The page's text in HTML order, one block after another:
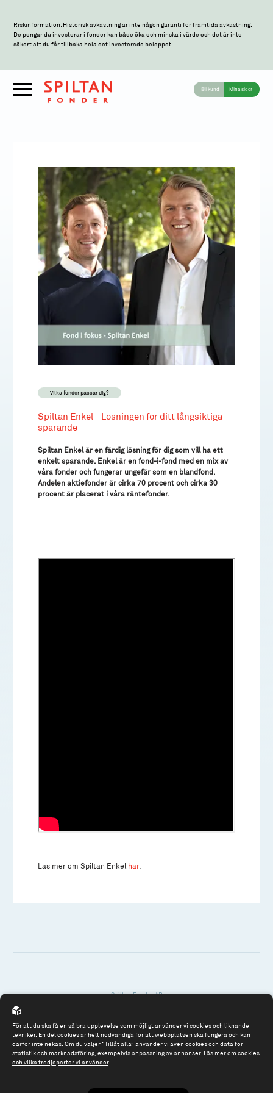
Riskinformation: Historisk avkastning är inte någon garanti för framtida avkastning.
De pengar du investerar i fonder kan både öka och minska i värde och det är inte
säkert att du får tillbaka hela det investerade beloppet.
Bli kund Mina sidor
Vilka fonder passar dig?
Spiltan Enkel - Lösningen för ditt långsiktiga
sparande
Spiltan Enkel är en färdig lösning för dig som vill ha ett
enkelt sparande. Enkel är en fond-i-fond med en mix av
våra fonder och fungerar ungefär som en blandfond.
Andelen aktiefonder är cirka 70 procent och cirka 30
procent är placerat i våra räntefonder.
Läs mer om Spiltan Enkel här.
Spiltan Fonder AB
114 57 Stockholm
Org.nr: 556614-2906
Tel: 08 - 545 813 40
För att du ska få en så bra upplevelse som möjligt använder vi cookies och liknande
tekniker. En del cookies är helt nödvändiga för att webbplatsen ska fungera och kan
därför inte nekas. Om du väljer “Tillåt alla” använder vi även cookies och data för
statistik och marknadsföring, exempelvis anpassning av annonser. Läs mer om cookies
och vilka tredjeparter vi använder.